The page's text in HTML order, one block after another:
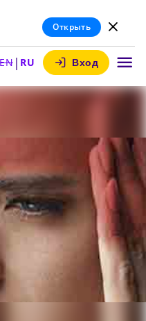
Открыть
EN| RU Вход